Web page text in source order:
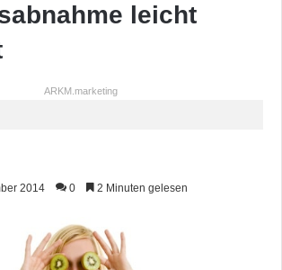
leicht
ARKM.marketing
2014 0 2 Minuten gelesen